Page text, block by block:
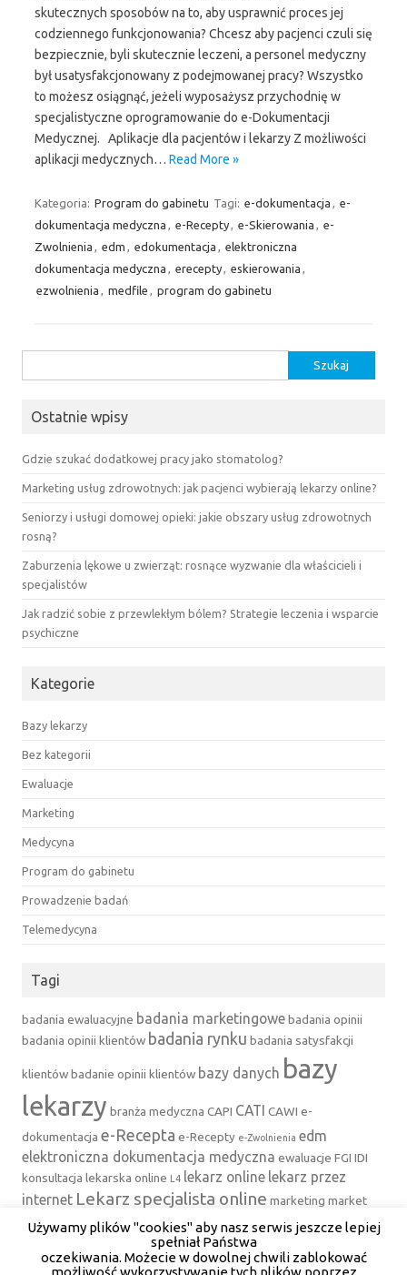
skutecznych sposobów na to, aby usprawnić proces jej
codziennego funkcjonowania? Chcesz aby pacjenci czuli się
bezpiecznie, byli skutecznie leczeni, a personel medyczny
był usatysfakcjonowany z podejmowanej pracy? Wszystko
to możesz osiągnąć, jeżeli wyposażysz przychodnię w
specjalistyczne oprogramowanie do e-Dokumentacji
Medycznej. Aplikacje dla pacjentów i lekarzy Z możliwości
aplikacji medycznych… Read More »
Kategoria: Program do gabinetu Tagi: e-dokumentacja , e-
dokumentacja medyczna , e-Recepty, e-Skierowania , e-
Zwolnienia , edm , edokumentacja , elektroniczna
dokumentacja medyczna , erecepty, eskierowania ,
ezwolnienia , medfile , program do gabinetu
Ostatnie wpisy
Gdzie szukać dodatkowej pracy jako stomatolog?
Marketing usług zdrowotnych: jak pacjenci wybierają lekarzy online?
Seniorzy i usługi domowej opieki: jakie obszary usług zdrowotnych
rosną?
Zaburzenia lękowe u zwierząt: rosnące wyzwanie dla właścicieli i
specjalistów
Jak radzić sobie z przewlekłym bólem? Strategie leczenia i wsparcie
psychiczne
Kategorie
Bazy lekarzy
Bez kategorii
Ewaluacje
Marketing
Medycyna
Program do gabinetu
Prowadzenie badań
Telemedycyna
Tagi
badania ewaluacyjne badania marketingowebadania opinii
badania opinii klientów badania rynku badania satysfakcji
klientówbadanie opinii klientów bazy danych bazy
lekarzy branża medyczna CAPI CATI CAWI e-
dokumentacja e-Recepta e-Recepty e-Zwolnienia edm
elektroniczna dokumentacja medyczna ewaluacje FGI IDI
konsultacja lekarska online L4 lekarz online lekarz przez
internet Lekarz specjalista online marketing market
researchmedfile Mystery Client mystery shopper Mystery
powiadomienia SMS program dla lekarzy
gabinetu program do rejestracji pacjentów rejestracja online
Używamy plików "cookies" aby nasz serwis jeszcze lepiej
spełniał Państwa
oczekiwania. Możecie w dowolnej chwili zablokować